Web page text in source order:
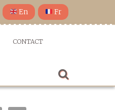
En Fr
CONTACT